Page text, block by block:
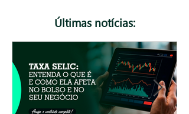
Últimas notícias: